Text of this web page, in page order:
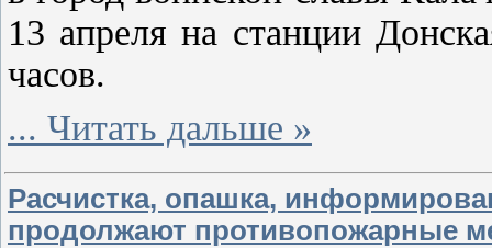
13 апреля на станции
часов.
... Читать дальше »
Расчистка, опашка,
продолжают противопожарные